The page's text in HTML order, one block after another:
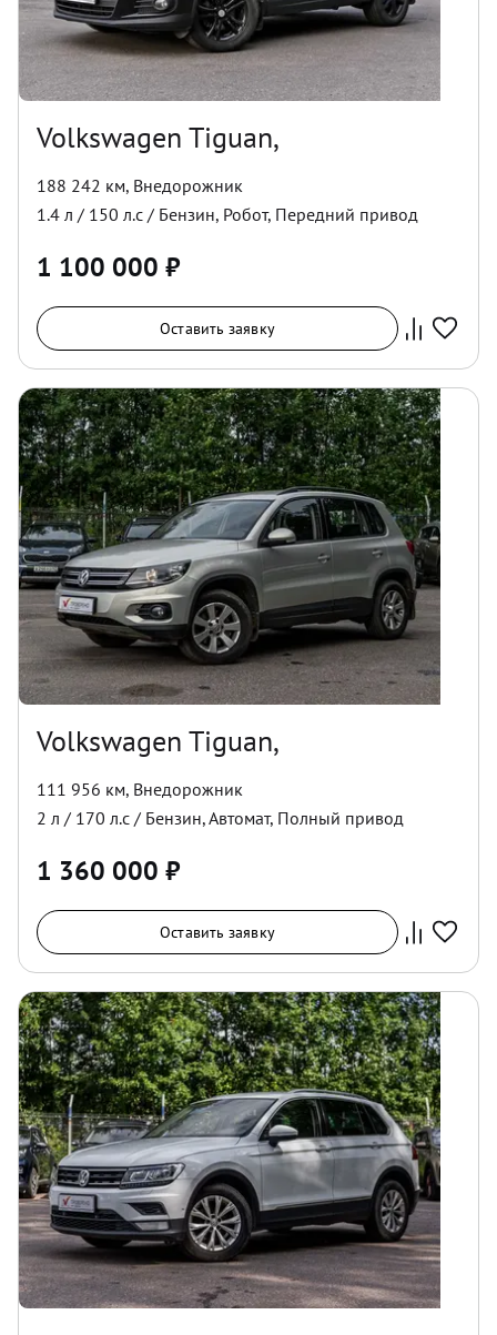
Volkswagen Tiguan,
188 242 км, Внедорожник
1.4 л / 150 л.с / Бензин, Робот, Передний привод
1 100 000 ₽
Оставить заявку
Volkswagen Tiguan,
111 956 км, Внедорожник
2 л / 170 л.с / Бензин,Автомат, Полный привод
1 360 000 ₽
Оставить заявку